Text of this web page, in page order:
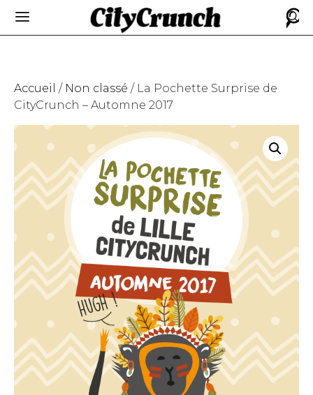
Accueil / Non classé / La Pochette Surprise de
CityCrunch – Automne 2017